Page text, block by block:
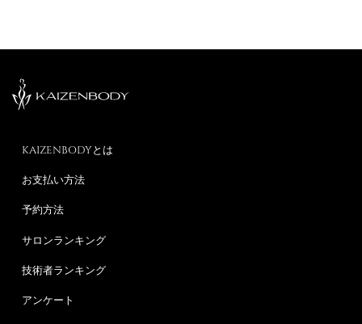
KAIZENBODYとは
お支払い方法
予約方法
サロンランキング
技術者ランキング
アンケート